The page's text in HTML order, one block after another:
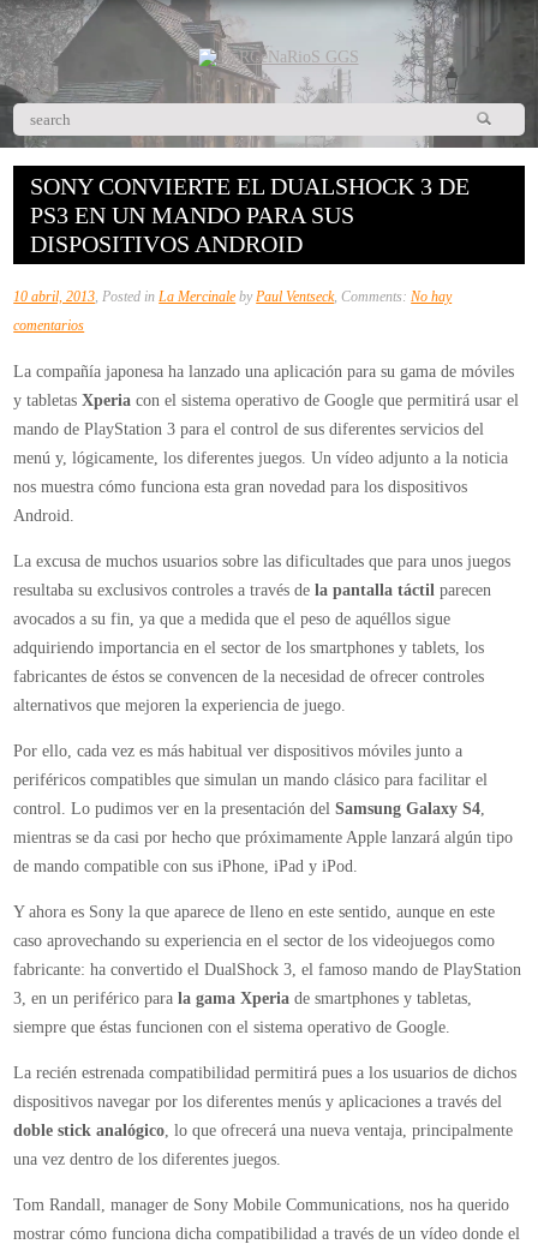
SONY CONVIERTE EL DUALSHOCK 3 DE
PS3 EN UN MANDO PARA SUS
DISPOSITIVOS ANDROID
10 abril, 2013, Posted inLa Mercinale byPaul Ventseck, Comments:No hay
comentariosen
convierte
el
DualShock
3
de
en
un
mando
para
sus
dispositivos
La compañía japonesa ha lanzado una aplicación para su gama de móviles
y tabletasXperia con el sistema operativo de Google que permitirá usar el
mando de PlayStation 3 para el control de sus diferentes servicios del
menú y, lógicamente, los diferentes juegos. Un vídeo adjunto a la noticia
nos muestra cómo funciona esta gran novedad para los dispositivos
Android.
La excusa de muchos usuarios sobre las dificultades que para unos juegos
resultaba su exclusivos controles a través dela pantalla táctil parecen
avocados a su fin, ya que a medida que el peso de aquéllos sigue
adquiriendo importancia en el sector de los smartphones y tablets, los
fabricantes de éstos se convencen de la necesidad de ofrecer controles
alternativos que mejoren la experiencia de juego.
Por ello, cada vez es más habitual ver dispositivos móviles junto a
periféricos compatibles que simulan un mando clásico para facilitar el
control. Lo pudimos ver en la presentación delSamsung Galaxy S4,
mientras se da casi por hecho que próximamente Apple lanzará algún tipo
de mando compatible con sus iPhone, iPad y iPod.
Y ahora es Sony la que aparece de lleno en este sentido, aunque en este
caso aprovechando su experiencia en el sector de los videojuegos como
fabricante: ha convertido el DualShock 3, el famoso mando de PlayStation
3, en un periférico para la gama Xperia de smartphones y tabletas,
siempre que éstas funcionen con el sistema operativo de Google.
La recién estrenada compatibilidad permitirá pues a los usuarios de dichos
dispositivos navegar por los diferentes menús y aplicaciones a través del
doble stick analógico, lo que ofrecerá una nueva ventaja, principalmente
una vez dentro de los diferentes juegos.
Tom Randall, manager de Sony Mobile Communications, nos ha querido
mostrar cómo funciona dicha compatibilidad a través de un vídeo donde el